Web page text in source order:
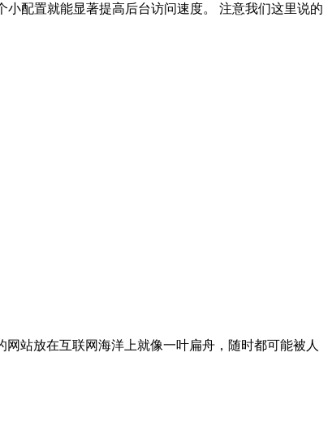
配置就能显著提高后台访问速度。 注意我们这里说的
站放在互联网海洋上就像一叶扁舟，随时都可能被人